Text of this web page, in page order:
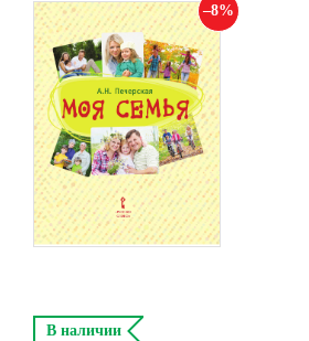
8
В наличии